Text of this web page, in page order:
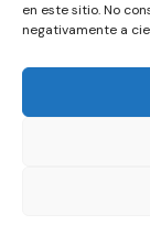
en este sitio. No
negativamente a
© La Servilleta -